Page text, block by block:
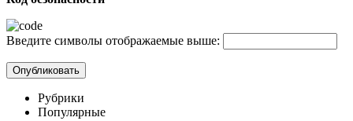
Введите символы отображаемые выше:
Рубрики
Популярные